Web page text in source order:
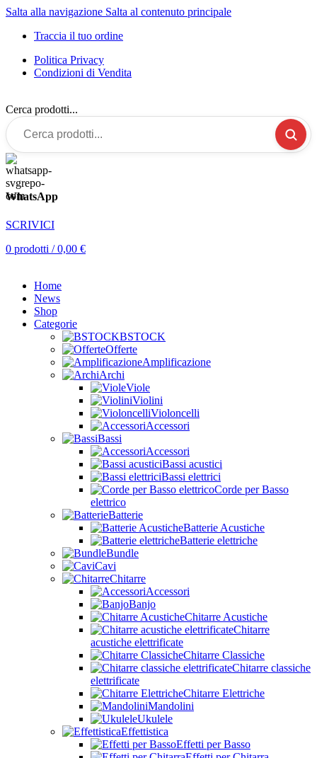
Salta alla navigazione Salta al contenuto principale
Traccia il tuo ordine
Politica Privacy
Condizioni di Vendita
Cerca prodotti...
WhatsApp
SCRIVICI
0 prodotti / 0,00 €
Home
News
Shop
Categorie
BSTOCK
Offerte
Amplificazione
Archi
Viole
Violini
Violoncelli
Accessori
Bassi
Accessori
Bassi acustici
Bassi elettrici
Corde per Basso
elettrico
Batterie
Batterie Acustiche
Batterie elettriche
Bundle
Cavi
Chitarre
Accessori
Banjo
Chitarre Acustiche
Chitarre
acustiche elettrificate
Chitarre Classiche
Chitarre classiche
elettrificate
Chitarre Elettriche
Mandolini
Ukulele
Effettistica
Effetti per Basso